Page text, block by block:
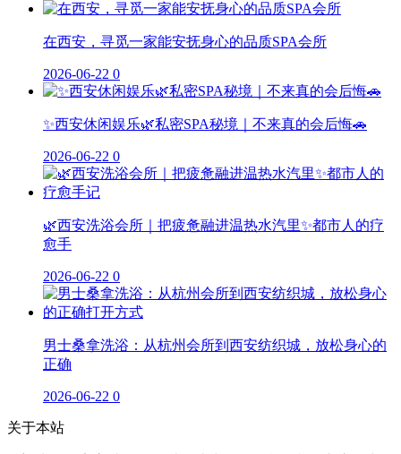
在西安，寻觅一家能安抚身心的品质SPA会所
2026-06-22 0
✨西安休闲娱乐🌿私密SPA秘境｜不来真的会后悔🚗
2026-06-22 0
🌿西安洗浴会所｜把疲惫融进温热水汽里✨都市人的疗
愈手
2026-06-22 0
男士桑拿洗浴：从杭州会所到西安纺织城，放松身心的
正确
2026-06-22 0
关于本站